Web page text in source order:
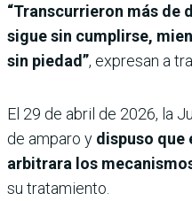
“Transcurrieron más de
sigue sin cumplirse,
sin piedad”, expresan a
El 29 de abril de 2026, la
de amparo y dispuso que
arbitrara los
su tratamiento.